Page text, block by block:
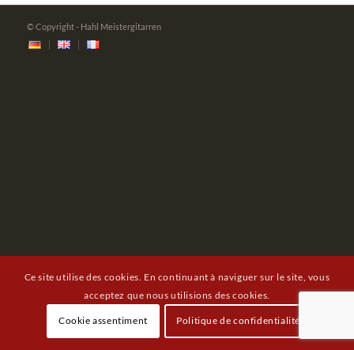
© Copyright - Hahl Meistergitarren
Ce site utilise des cookies. En continuant à naviguer sur le site, vous
acceptez que nous utilisions des cookies.
Cookie assentiment Politique de confidentialité